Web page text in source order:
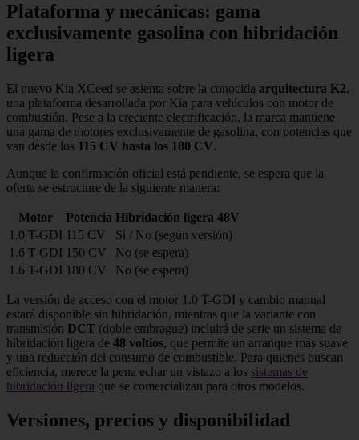
Plataforma y mecánicas: gama
exclusivamente gasolina con hibridación
ligera
El nuevo Kia XCeed se asienta sobre la conocida arquitectura K2,
una plataforma desarrollada por Kia para vehículos con motor de
combustión. Pese a la creciente electrificación, la marca mantiene
una gama de motores exclusivamente de gasolina, con potencias que
van desde los 115 CV hasta los 180 CV.
Aunque la confirmación oficial está pendiente, se espera que la
oferta se estructure de la siguiente manera:
Motor Potencia Hibridación ligera 48V
1.0 T-GDI 115 CV
Sí / No (según versión)
1.6 T-GDI 150 CV
No (se espera)
1.6 T-GDI 180 CV No (se espera)
La versión de acceso con el motor 1.0 T-GDI y cambio manual
estará disponible sin hibridación, mientras que la variante con
transmisión DCT (doble embrague) incluirá de serie un sistema de
hibridación ligera de 48 voltios, que permite un arranque más suave
y una reducción del consumo de combustible. Para quienes buscan
eficiencia, merece la pena echar un vistazo a los sistemas de
hibridación ligera que se comercializan para otros modelos.
Versiones, precios y disponibilidad